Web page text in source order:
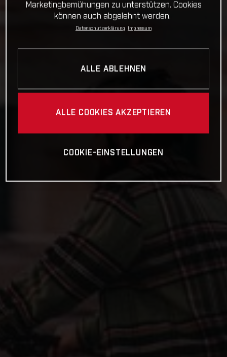
Marketingbemühungen zu unterstützen. Cookies
können auch abgelehnt werden.
Datenschutzerklärung Impressum
ALLE ABLEHNEN
ALLE COOKIES AKZEPTIEREN
COOKIE-EINSTELLUNGEN